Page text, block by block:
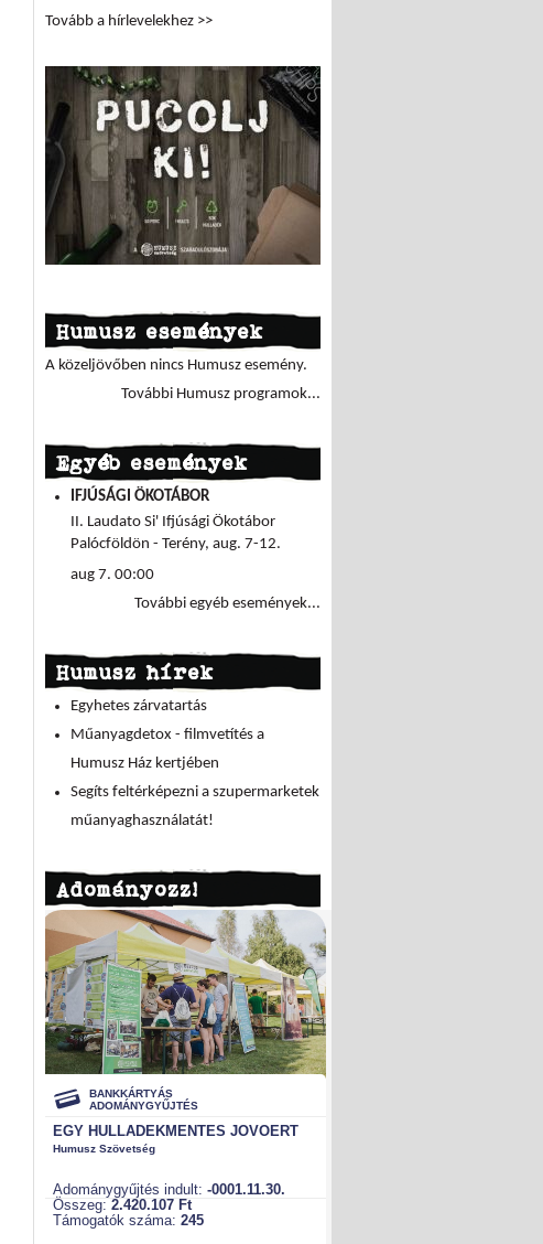
Tovább a hírlevelekhez >>
Humusz események
A közeljövőben nincs Humusz esemény.
További Humusz programok...
Egyéb események
IFJÚSÁGI ÖKOTÁBOR
II. Laudato Si' Ifjúsági Ökotábor
Palócföldön - Terény, aug. 7-12.
aug 7. 00:00
További egyéb események...
Humusz hírek
Egyhetes zárvatartás
Műanyagdetox - filmvetítés a
Humusz Ház kertjében
Segíts feltérképezni a szupermarketek
műanyaghasználatát!
Adományozz!